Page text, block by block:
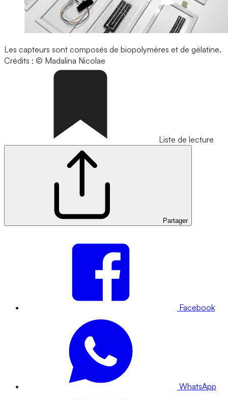
Les capteurs sont composés de biopolymères et de gélatine.
Crédits : © Madalina Nicolae
Liste de lecture
Partager
Facebook
WhatsApp